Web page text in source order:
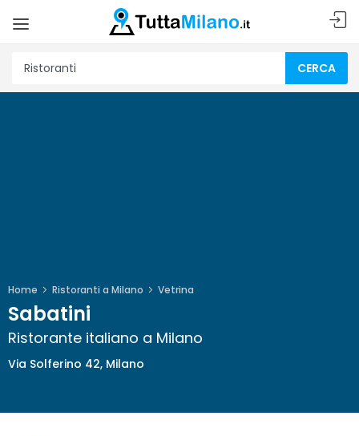
CERCA
Home Ristoranti a Milano Vetrina
Sabatini
Ristorante italiano a Milano
Via Solferino 42, Milano